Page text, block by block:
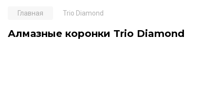
Главная Trio Diamond
Алмазные коронки Trio Diamond